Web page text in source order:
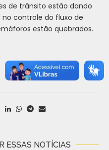
de trânsito estão dando
controle do fluxo de
estão quebrados.
ESSAS NOTÍCIAS